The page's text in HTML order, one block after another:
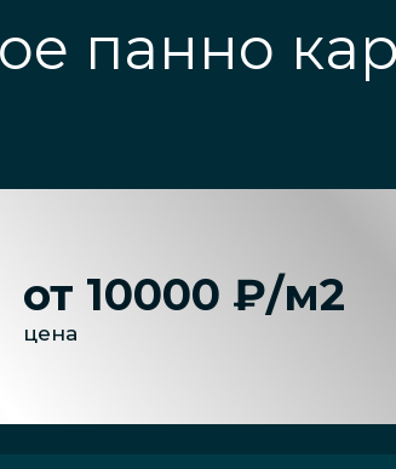
панно
от 10000 ₽/м2
цена